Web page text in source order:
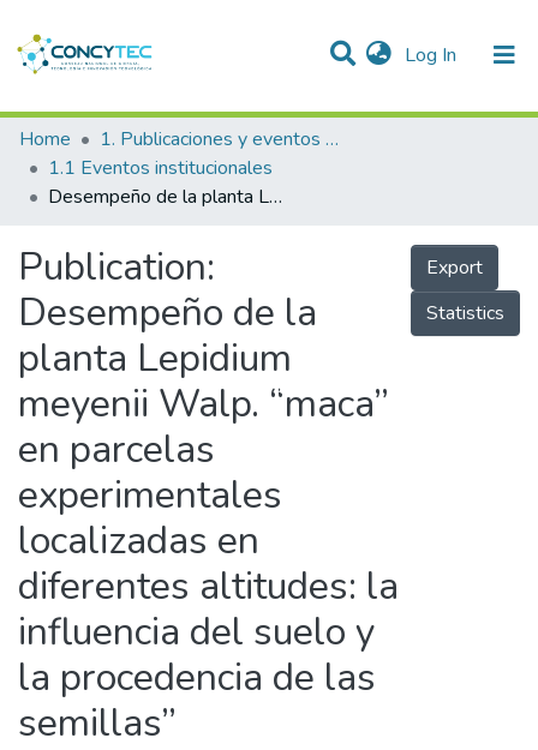
Log In (current)
Communities & Collections
Research Outputs
People
Statistics
Home
1. Publicaciones y eventos institucionales
1.1 Eventos institucionales
Desempeño de la planta Lepidium meyenii Walp. “maca” en parcelas experimentales localizadas en diferentes altitudes: la influencia del suelo y la procedencia de las semillas”
Publication:
Desempeño de la
planta Lepidium
meyenii Walp. “maca”
en parcelas
experimentales
localizadas en
diferentes altitudes: la
influencia del suelo y
la procedencia de las
semillas”
Export
Statistics